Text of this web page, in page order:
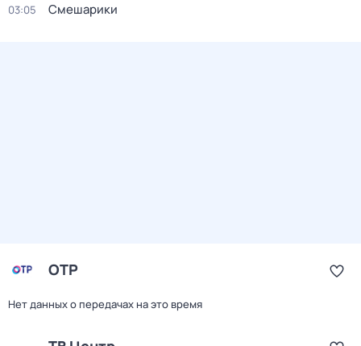
03:05 Смешарики
ОТР
Нет данных о передачах на это время